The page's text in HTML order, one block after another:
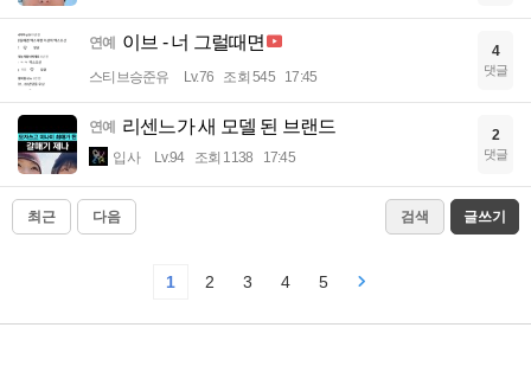
연예 이브 - 너 그럴때면
스티브승준유 Lv.76 조회 545 17:45
4
댓글
연예 리센느가 새 모델 된 브랜드
입사 Lv.94 조회 1138 17:45
2
댓글
최근 다음 검색 글쓰기
1 2 3 4 5